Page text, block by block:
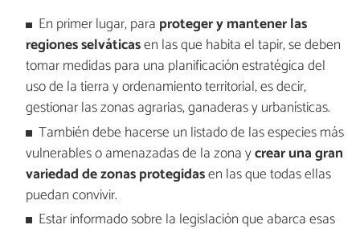
En primer lugar, para proteger y mantener las
regiones selváticasen las que habita el tapir, se deben
tomar medidas para una planificación estratégica del
uso de la tierra y ordenamiento territorial, es decir,
gestionar las zonas agrarias, ganaderas y urbanísticas.
También debe hacerse un listado de las especies más
vulnerables o amenazadas de la zona ycrear una gran
variedad de zonas protegidasen las que todas ellas
puedan convivir.
Estar informado sobre la legislación que abarca esas